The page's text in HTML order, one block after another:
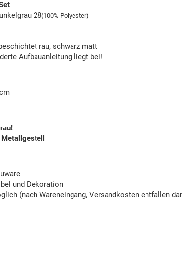
28(100% Polyester)
rau, schwarz matt
Aufbauanleitung liegt bei!
und Dekoration
(nach Wareneingang, Versandkosten entfallen